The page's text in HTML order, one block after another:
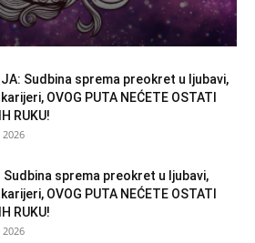
Sudbina sprema preokret u ljubavi,
OVOG PUTA NEĆETE OSTATI
RUKU!
Sudbina sprema preokret u ljubavi,
OVOG PUTA NEĆETE OSTATI
RUKU!